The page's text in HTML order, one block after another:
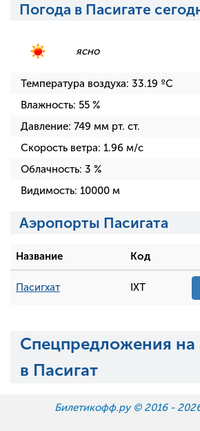
Погода в Пасигате
ясно
Температура воздуха: 33.19 ºC
Влажность: 55 %
Давление: 749 мм рт. ст.
Скорость ветра: 1.96 м/с
Облачность: 3 %
Видимость: 10000 м
Аэропорты Пасигата
Название Код
Пасигхат IXT
Спецпредложения на
в Пасигат
Билетикофф.ру © 2016 -